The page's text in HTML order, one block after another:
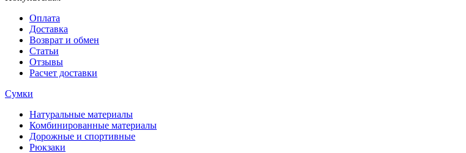
Оплата
Доставка
Возврат и обмен
Статьи
Отзывы
Расчет доставки
Сумки
Натуральные материалы
Комбинированные материалы
Дорожные и спортивные
Рюкзаки